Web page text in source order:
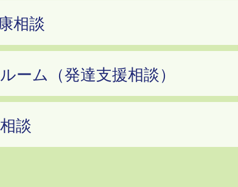
相談
ーム（発達支援相談）
談